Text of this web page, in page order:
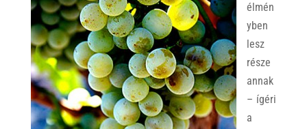
élmén
yben
lesz
része
annak
– ígéri
a